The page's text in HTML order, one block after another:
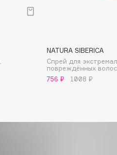
NATURA SIBERICA
Спрей для
повреждённых волос
756 ₽
1008 ₽